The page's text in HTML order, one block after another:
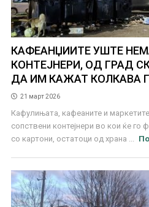
КАФЕАНЏИИТЕ УШТЕ
КОНТЕЈНЕРИ, ОД ГРАД
ДА ИМ КАЖАТ КОЛКАВА
21 март 2026
Кафулињата, кафеаните и
сопствени контејнери во кои ќе го
со картони, остатоци од храна ...